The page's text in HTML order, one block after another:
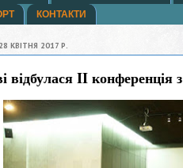
КОНТАКТИ
КВІТНЯ 2017 Р.
відбулася II конференція